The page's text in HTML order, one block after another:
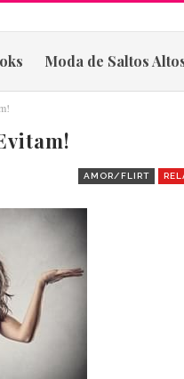
Moda de Saltos
AMOR/FLIRT